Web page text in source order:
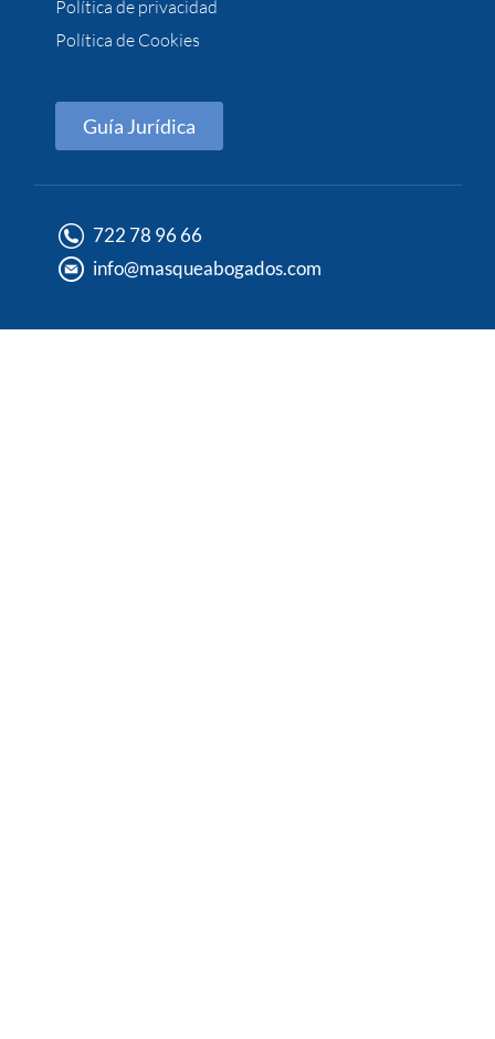
Política de privacidad
Política de Cookies
Guía Jurídica
722 78 96 66
info@masqueabogados.com